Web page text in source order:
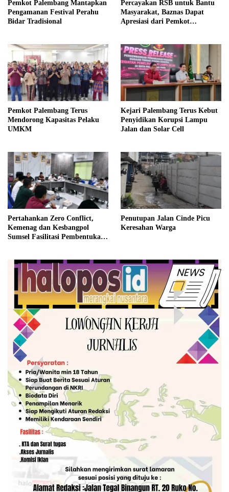
Pemkot Palembang Mantapkan
Pengamanan Festival Perahu
Bidar Tradisional
Percayakan RSB untuk Bantu
Masyarakat, Baznas Dapat
Apresiasi dari Pemkot
Pemkot Palembang Terus
Mendorong Kapasitas Pelaku
UMKM
Kejari Palembang Terus Kebut
Penyidikan Korupsi Lampu
Jalan dan Solar Cell
Pertahankan Zero Conflict,
Kemenag dan Kesbangpol
Sumsel Fasilitasi Pembentukan
Penutupan Jalan Cinde Picu
Keresahan Warga